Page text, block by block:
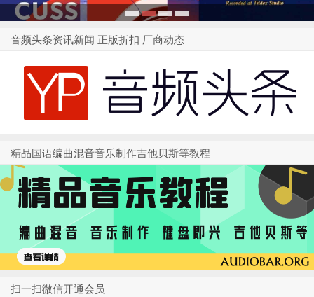
音频头条资讯新闻 正版折扣 厂商动态
精品国语编曲混音音乐制作吉他贝斯等教程
扫一扫微信开通会员